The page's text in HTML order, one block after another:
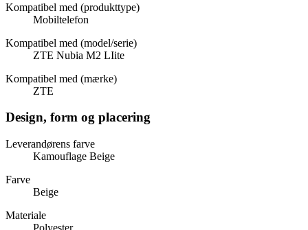
Kompatibel med (produkttype)
Mobiltelefon
Kompatibel med (model/serie)
ZTE Nubia M2 LIite
Kompatibel med (mærke)
ZTE
Design, form og placering
Leverandørens farve
Kamouflage Beige
Farve
Beige
Materiale
Polyester